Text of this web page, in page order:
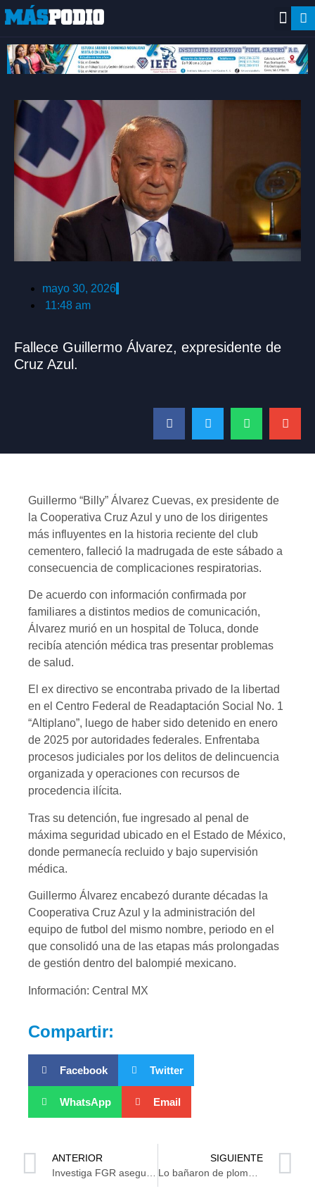
mayo 30, 2026
11:48 am
Fallece Guillermo Álvarez, expresidente de
Cruz Azul.
Guillermo “Billy” Álvarez Cuevas, ex presidente de
la Cooperativa Cruz Azul y uno de los dirigentes
más influyentes en la historia reciente del club
cementero, falleció la madrugada de este sábado a
consecuencia de complicaciones respiratorias.
De acuerdo con información confirmada por
familiares a distintos medios de comunicación,
Álvarez murió en un hospital de Toluca, donde
recibía atención médica tras presentar problemas
de salud.
El ex directivo se encontraba privado de la libertad
en el Centro Federal de Readaptación Social No. 1
“Altiplano”, luego de haber sido detenido en enero
de 2025 por autoridades federales. Enfrentaba
procesos judiciales por los delitos de delincuencia
organizada y operaciones con recursos de
procedencia ilícita.
Tras su detención, fue ingresado al penal de
máxima seguridad ubicado en el Estado de México,
donde permanecía recluido y bajo supervisión
médica.
Guillermo Álvarez encabezó durante décadas la
Cooperativa Cruz Azul y la administración del
equipo de futbol del mismo nombre, periodo en el
que consolidó una de las etapas más prolongadas
de gestión dentro del balompié mexicano.
Información: Central MX
Compartir:
Facebook Twitter
WhatsApp Email
ANTERIOR
SIGUIENTE